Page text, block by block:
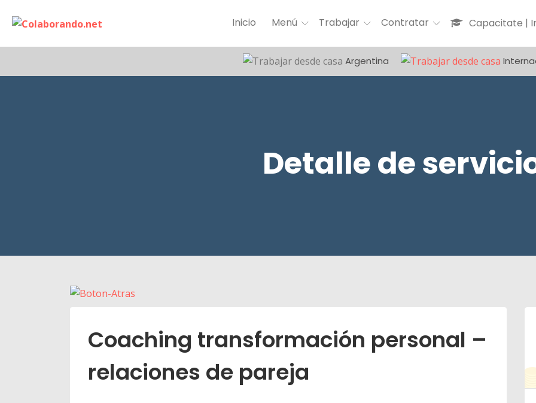
Inicio Menú Trabajar Contratar Capacitate |
Argentina
Detalle de
Coaching transformación personal –
relaciones de pareja